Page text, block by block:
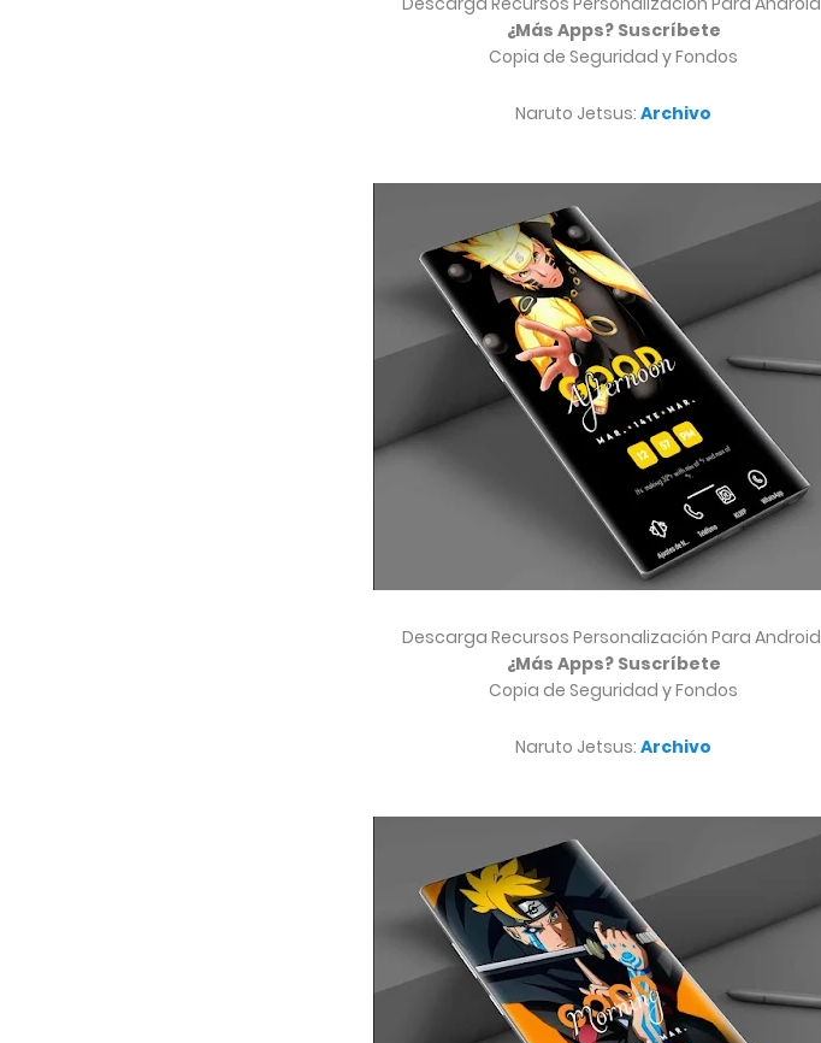
¿Más Apps? Suscríbete
Copia de Seguridad y Fondos
Naruto Jetsus: Archivo
Descarga Recursos Personalización Para Android
¿Más Apps? Suscríbete
Copia de Seguridad y Fondos
Naruto Jetsus: Archivo